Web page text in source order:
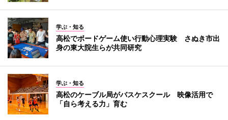
学ぶ・知る
高松でボードゲーム使い行動心理実験 さぬき市出
身の東大院生らが共同研究
学ぶ・知る
高松のケーブル局がバスケスクール 映像活用で
「自ら考える力」育む